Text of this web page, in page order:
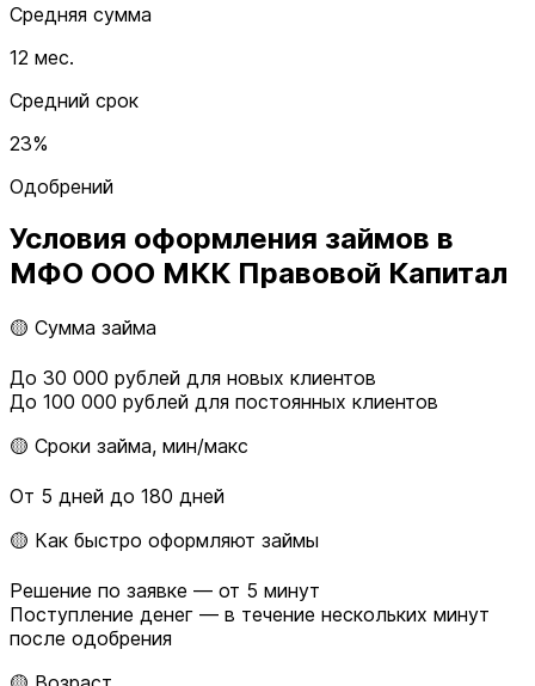
Средняя сумма
12 мес.
Средний срок
23%
Одобрений
Условия оформления займов в
МФО ООО МКК Правовой Капитал
🟡 Сумма займа
До 30 000 рублей для новых клиентов
До 100 000 рублей для постоянных клиентов
🟡 Сроки займа, мин/макс
От 5 дней до 180 дней
🟡 Как быстро оформляют займы
Решение по заявке — от 5 минут
Поступление денег — в течение нескольких минут
после одобрения